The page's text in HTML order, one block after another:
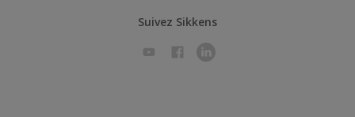
Suivez Sikkens